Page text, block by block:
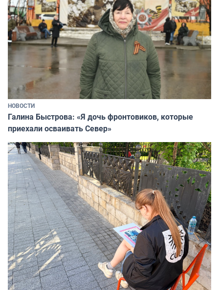
НОВОСТИ
Галина Быстрова: «Я дочь фронтовиков, которые
приехали осваивать Север»